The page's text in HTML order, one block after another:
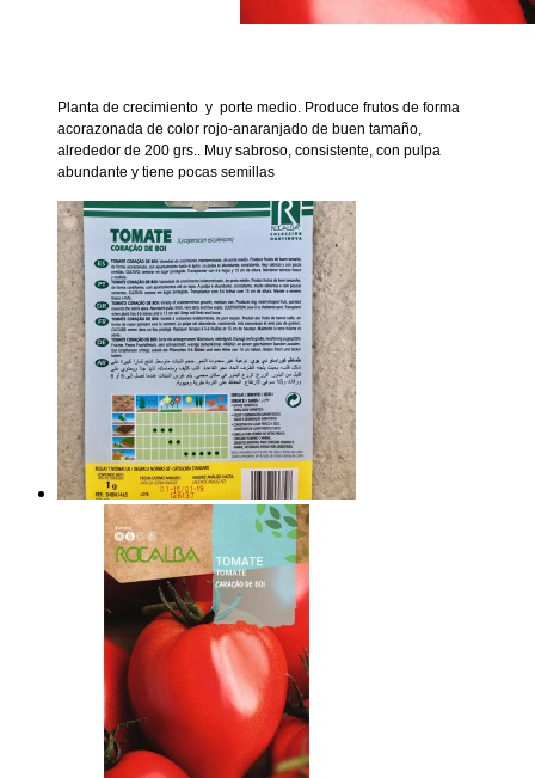
Planta de crecimiento y porte medio. Produce frutos de forma
acorazonada de color rojo-anaranjado de buen tamaño,
alrededor de 200 grs.. Muy sabroso, consistente, con pulpa
abundante y tiene pocas semillas